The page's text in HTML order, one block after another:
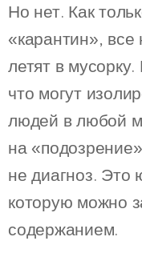
Но нет. Как
«карантин», все
летят в
что могут
людей в любой
на
не диагноз. Это
которую можно
содержанием.